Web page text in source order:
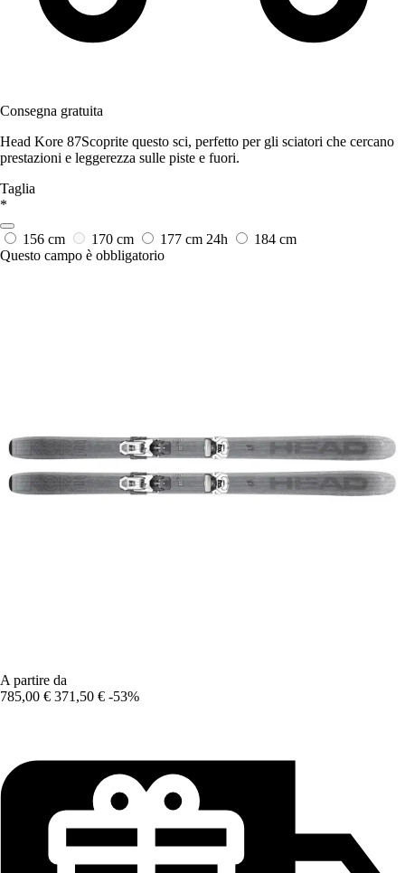
Consegna gratuita
Head Kore 87Scoprite questo sci, perfetto per gli sciatori che cercano
prestazioni e leggerezza sulle piste e fuori.
Taglia
*
156 cm 170 cm 177 cm 24h
184 cm
Questo campo è obbligatorio
A partire da
785,00 € 371,50 € -53%